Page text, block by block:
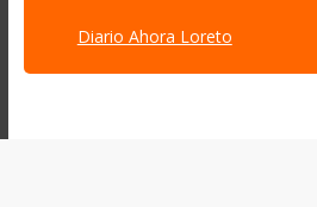
Diario Ahora Loreto